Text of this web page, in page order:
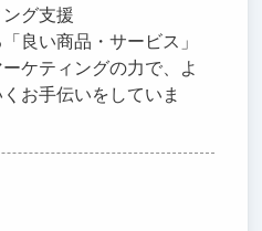
グ支援
良い商品・サービス」
ケティングの力で、よ
お手伝いをしていま